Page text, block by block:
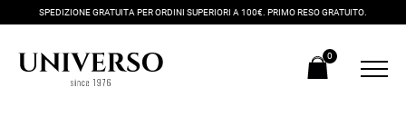
SPEDIZIONE GRATUITA PER ORDINI SUPERIORI A 100€. PRIMO RESO GRATUITO.
0